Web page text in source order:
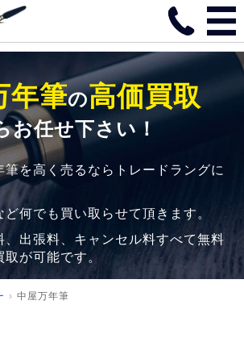
年筆の高価買取
お任せ下さい！
筆を高く売るならトレードラングに
ど何でも買い取らせて頂きます。
、出張料、キャンセル料すべて無料
が可能です。
中屋万年筆